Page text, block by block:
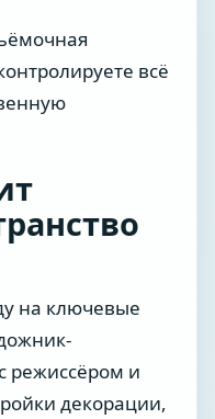
всё
на ключевые
режиссёром и
декорации,